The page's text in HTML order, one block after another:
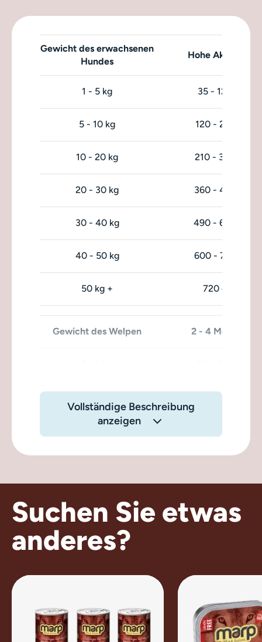
Gewicht des erwachsenen
Hundes
Hohe Aktivität
1 - 5 kg 35 - 120 g
5 - 10 kg 120 - 210 g
10 - 20 kg 210 - 360 g
20 - 30 kg 360 - 490 g
30 - 40 kg 490 - 600 g
40 - 50 kg 600 - 720 g
50 kg + 720 g +
Gewicht des Welpen 2 - 4 Monate
190 - 320 g
Vollständige Beschreibung
anzeigen
Suchen Sie etwas
anderes?